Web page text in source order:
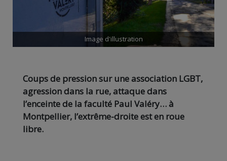
Image d'illustration
Coups de pression sur une association LGBT,
agression dans la rue, attaque dans
l’enceinte de la faculté Paul Valéry… à
Montpellier, l’extrême-droite est en roue
libre.